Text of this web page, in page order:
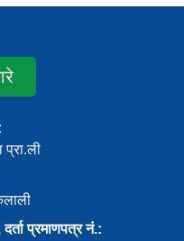
प्रमाणपत्र नं.: